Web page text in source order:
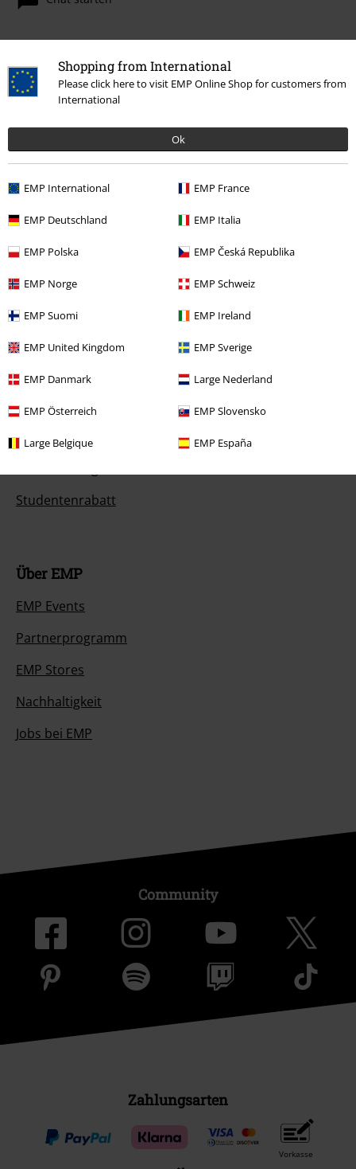
Shopping from International
Please click here to visit EMP Online Shop for customers from
International
Ok
EMP International EMP France
EMP Deutschland EMP Italia
EMP Polska EMP Česká Republika
EMP Norge EMP Schweiz
EMP Suomi EMP Ireland
EMP United Kingdom EMP Sverige
EMP Danmark Large Nederland
EMP Österreich EMP Slovensko
Large Belgique EMP España
Kundenservice
FAQ / Hilfe
Angebote für dich
Magazin
Gewinnspiele
EMP Gutscheine bestellen
Studentenrabatt
Über EMP
EMP Events
Partnerprogramm
EMP Stores
Nachhaltigkeit
Jobs bei EMP
Community
Zahlungsarten
Vorkasse